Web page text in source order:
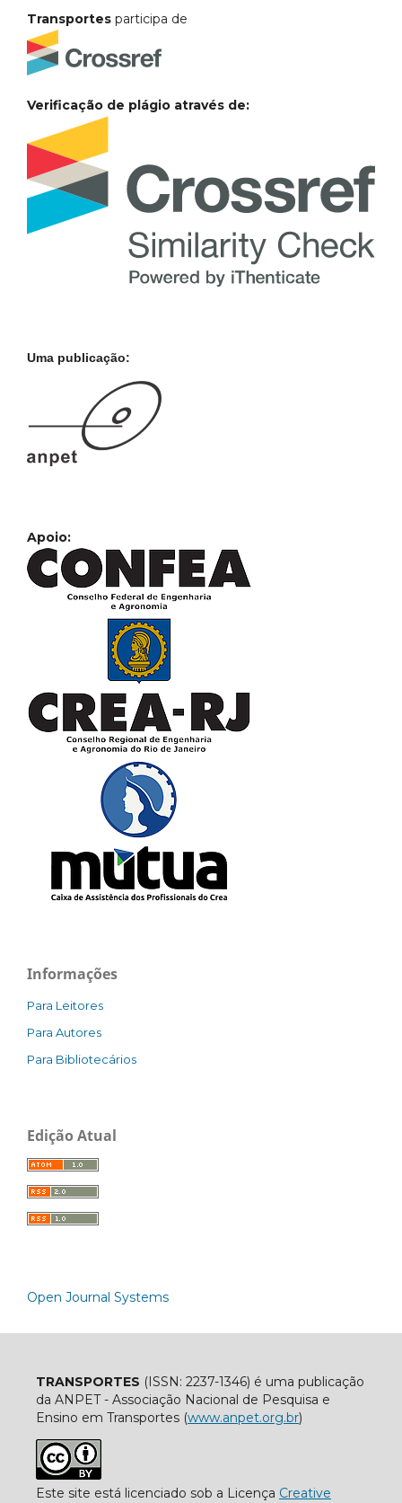
Transportes participa de
Verificação de plágio através de:
Uma publicação:
Apoio:
Informações
Para Leitores
Para Autores
Para Bibliotecários
Edição Atual
Open Journal Systems
TRANSPORTES (ISSN: 2237-1346) é uma publicação
da ANPET - Associação Nacional de Pesquisa e
Ensino em Transportes (www.anpet.org.br)
Este site está licenciado sob a Licença Creative